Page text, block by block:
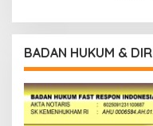
BADAN HUKUM &